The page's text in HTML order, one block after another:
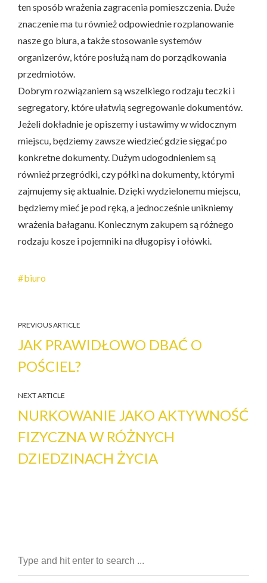
ten sposób wrażenia zagracenia pomieszczenia. Duże
znaczenie ma tu również odpowiednie rozplanowanie
nasze go biura, a także stosowanie systemów
organizerów, które posłużą nam do porządkowania
przedmiotów.
Dobrym rozwiązaniem są wszelkiego rodzaju teczki i
segregatory, które ułatwią segregowanie dokumentów.
Jeżeli dokładnie je opiszemy i ustawimy w widocznym
miejscu, będziemy zawsze wiedzieć gdzie sięgać po
konkretne dokumenty. Dużym udogodnieniem są
również przegródki, czy półki na dokumenty, którymi
zajmujemy się aktualnie. Dzięki wydzielonemu miejscu,
będziemy mieć je pod ręką, a jednocześnie unikniemy
wrażenia bałaganu. Koniecznym zakupem są różnego
rodzaju kosze i pojemniki na długopisy i ołówki.
biuro
PREVIOUS ARTICLE
JAK PRAWIDŁOWO DBAĆ O
POŚCIEL?
NEXT ARTICLE
NURKOWANIE JAKO AKTYWNOŚĆ
FIZYCZNA W RÓŻNYCH
DZIEDZINACH ŻYCIA